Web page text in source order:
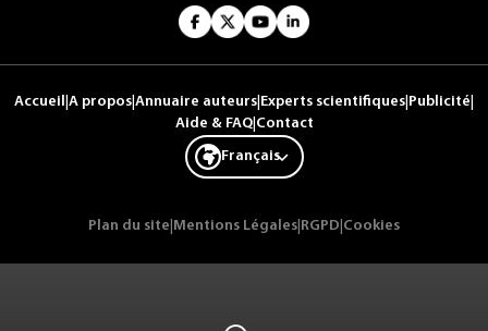
Accueil A propos Annuaire auteurs Experts scientifiques Publicité
Aide & FAQ| Contact
Français
Plan du site Mentions Légales RGPD Cookies